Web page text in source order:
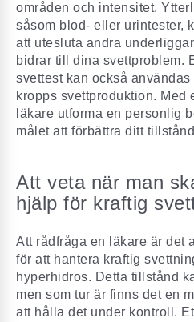
områden och intensitet.
såsom blod- eller urintester,
att utesluta andra
bidrar till dina svettproblem.
svettest kan också
kropps svettproduktion. Med
läkare utforma en personlig
målet att förbättra ditt
Att veta när man
hjälp för kraftig
Att rådfråga en läkare är det
för att hantera kraftig
hyperhidros. Detta tillstånd
men som tur är finns det en
att hålla det under kontroll.